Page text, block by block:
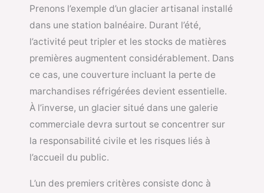
Prenons l’exemple d’un glacier artisanal installé
dans une station balnéaire. Durant l’été,
l’activité peut tripler et les stocks de matières
premières augmentent considérablement. Dans
ce cas, une couverture incluant la perte de
marchandises réfrigérées devient essentielle.
À l’inverse, un glacier situé dans une galerie
commerciale devra surtout se concentrer sur
la responsabilité civile et les risques liés à
l’accueil du public.
L’un des premiers critères consiste donc à